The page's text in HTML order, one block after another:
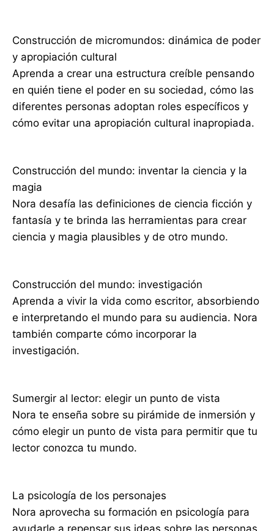
Construcción de micromundos: dinámica de poder
y apropiación cultural
Aprenda a crear una estructura creíble pensando
en quién tiene el poder en su sociedad, cómo las
diferentes personas adoptan roles específicos y
cómo evitar una apropiación cultural inapropiada.
Construcción del mundo: inventar la ciencia y la
magia
Nora desafía las definiciones de ciencia ficción y
fantasía y te brinda las herramientas para crear
ciencia y magia plausibles y de otro mundo.
Construcción del mundo: investigación
Aprenda a vivir la vida como escritor, absorbiendo
e interpretando el mundo para su audiencia. Nora
también comparte cómo incorporar la
investigación.
Sumergir al lector: elegir un punto de vista
Nora te enseña sobre su pirámide de inmersión y
cómo elegir un punto de vista para permitir que tu
lector conozca tu mundo.
La psicología de los personajes
Nora aprovecha su formación en psicología para